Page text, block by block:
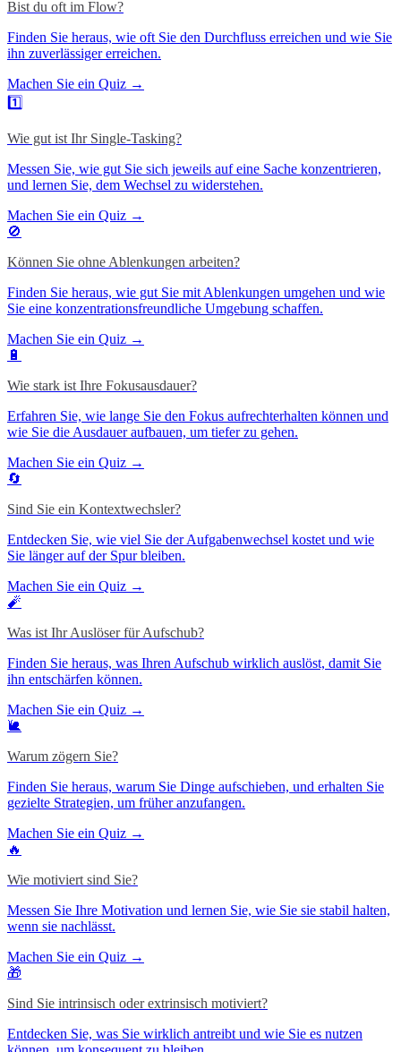
Bist du oft im Flow?
Finden Sie heraus, wie oft Sie den Durchfluss erreichen und wie Sie
ihn zuverlässiger erreichen.
Machen Sie ein Quiz →
1️⃣
Wie gut ist Ihr Single-Tasking?
Messen Sie, wie gut Sie sich jeweils auf eine Sache konzentrieren,
und lernen Sie, dem Wechsel zu widerstehen.
Machen Sie ein Quiz →
🚫
Können Sie ohne Ablenkungen arbeiten?
Finden Sie heraus, wie gut Sie mit Ablenkungen umgehen und wie
Sie eine konzentrationsfreundliche Umgebung schaffen.
Machen Sie ein Quiz →
🔋
Wie stark ist Ihre Fokusausdauer?
Erfahren Sie, wie lange Sie den Fokus aufrechterhalten können und
wie Sie die Ausdauer aufbauen, um tiefer zu gehen.
Machen Sie ein Quiz →
🔄
Sind Sie ein Kontextwechsler?
Entdecken Sie, wie viel Sie der Aufgabenwechsel kostet und wie
Sie länger auf der Spur bleiben.
Machen Sie ein Quiz →
🧨
Was ist Ihr Auslöser für Aufschub?
Finden Sie heraus, was Ihren Aufschub wirklich auslöst, damit Sie
ihn entschärfen können.
Machen Sie ein Quiz →
🐌
Warum zögern Sie?
Finden Sie heraus, warum Sie Dinge aufschieben, und erhalten Sie
gezielte Strategien, um früher anzufangen.
Machen Sie ein Quiz →
🔥
Wie motiviert sind Sie?
Messen Sie Ihre Motivation und lernen Sie, wie Sie sie stabil halten,
wenn sie nachlässt.
Machen Sie ein Quiz →
🎁
Sind Sie intrinsisch oder extrinsisch motiviert?
Entdecken Sie, was Sie wirklich antreibt und wie Sie es nutzen